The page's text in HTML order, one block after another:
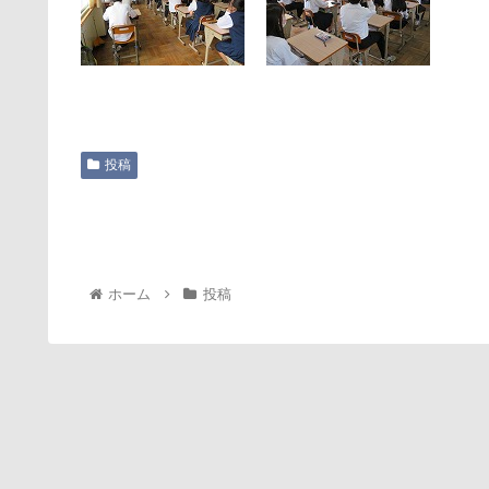
投稿
ホーム 投稿